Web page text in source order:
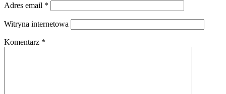
Adres email *
Witryna internetowa
Komentarz *